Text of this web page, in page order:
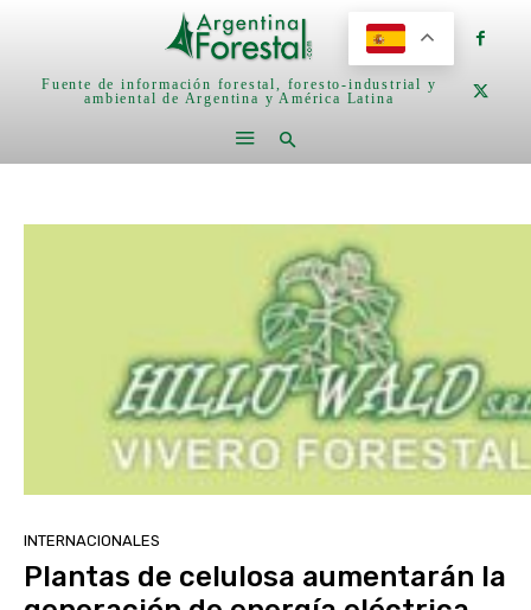
Fuente de información forestal, foresto-industrial y
ambiental de Argentina y América Latina
INTERNACIONALES
Plantas de celulosa aumentarán la